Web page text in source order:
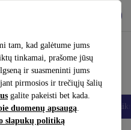
tam, kad galėtume jums
tinkamai, prašome jūsų
ir suasmeninti jums
pirmosios ir trečiųjų šalių
galite pakeisti bet kada.
duomenų apsaugą.
slapukų politiką
Planšetės Išmanieji